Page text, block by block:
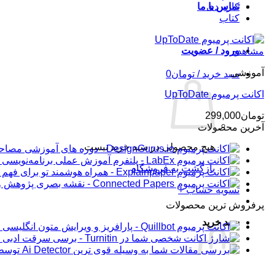
تماس با ما
ورود / عضویت
سبد خرید / تومان0
هیچ محصولی در سبد خرید نیست.
بازگشت به فروشگاه
تسویه حساب +
سبد خرید
کاربردی
کتاب
مشاهده
آموزشی
اکانت پرمیوم UpToDate
تومان299,000
آخرین محصولات
پرفروش ترین محصولات